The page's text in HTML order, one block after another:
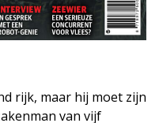
rijk, maar hij moet zijn
van vijf